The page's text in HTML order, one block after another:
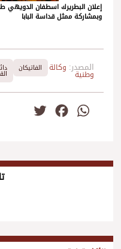
إعلان البطريرك اسطفان الدويهي
وبمشاركة ممثل قداسة البابا
المصدر: وكالة
وطنية
الفاتيكان
WhatsApp
Facebook